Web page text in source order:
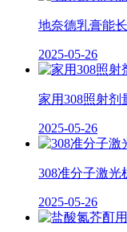
地奈德乳膏能
2025-05-26
家用308照射剂
2025-05-26
308准分子激光
2025-05-26